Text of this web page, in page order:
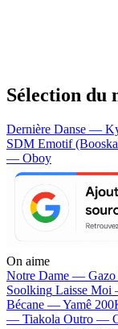
Sélection du
Dernière Danse —
SDM Emotif
— Oboy
On aime
Notre Dame —
Soolking Laisse
Bécane —Yamê
— Tiakola Outro —